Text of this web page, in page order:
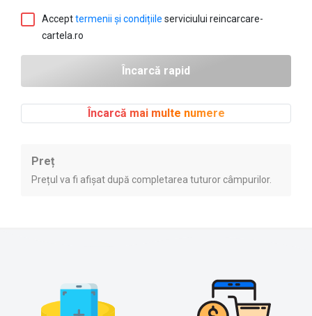
Accepttermenii și condițiile serviciului reincarcare-
cartela.ro
Încarcă mai multe numere
Preț
Prețul va fi afișat după completarea tuturor câmpurilor.